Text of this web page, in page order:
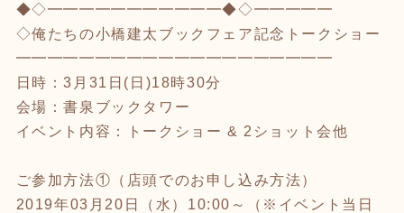
◆◇━━━━━━━━━━━◆◇━━━━━
◇俺たちの小橋建太ブックフェア記念トークショー
━━━━━━━━━━━━━━━━━━━━
日時：3月31日(日)18時30分
会場：書泉ブックタワー
イベント内容：トークショー & 2ショット会他
ご参加方法①（店頭でのお申し込み方法）
2019年03月20日（水）10:00～（※イベント当日